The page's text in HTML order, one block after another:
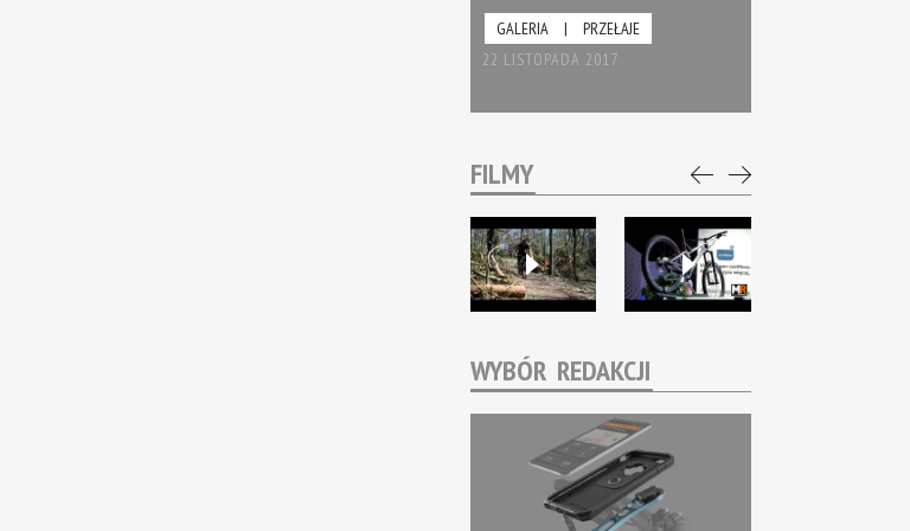
GALERIA |
PRZEŁAJE
22 LISTOPADA 2017
FILMY
WYBÓR REDAKCJI